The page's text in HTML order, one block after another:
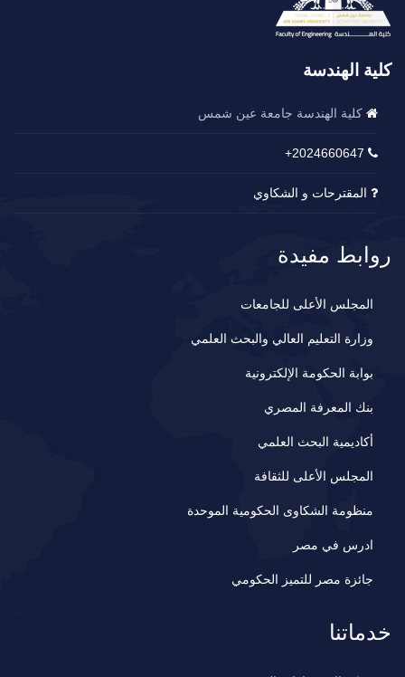
كلية الهندسة
كلية الهندسة جامعة عين شمس
2024660647+
المقترحات و الشكاوي
روابط مفيدة
المجلس الأعلى للجامعات
وزارة التعليم العالي والبحث العلمي
بوابة الحكومة الإلكترونية
بنك المعرفة المصري
أكاديمية البحث العلمي
المجلس الأعلى للثقافة
منظومة الشكاوى الحكومية الموحدة
ادرس في مصر
جائزة مصر للتميز الحكومي
خدماتنا